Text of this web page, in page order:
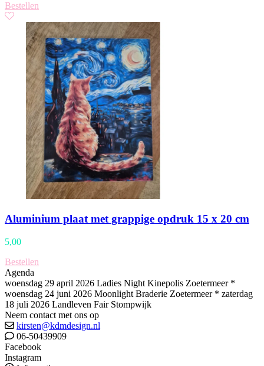
Bestellen
Aluminium plaat met grappige opdruk 15 x 20 cm
5,00
Bestellen
Agenda
woensdag 29 april 2026 Ladies Night Kinepolis Zoetermeer *
woensdag 24 juni 2026 Moonlight Braderie Zoetermeer * zaterdag
18 juli 2026 Landleven Fair Stompwijk
Neem contact met ons op
kirsten@kdmdesign.nl
06-50439909
Facebook
Instagram